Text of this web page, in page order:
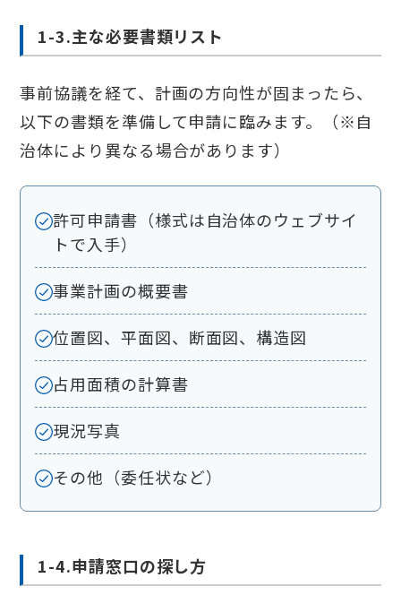
1-3.主な必要書類リスト
事前協議を経て、計画の方向性が固まったら、
以下の書類を準備して申請に臨みます。（※自
治体により異なる場合があります）
許可申請書（様式は自治体のウェブサイ
トで入手）
事業計画の概要書
位置図、平面図、断面図、構造図
占用面積の計算書
現況写真
その他（委任状など）
1-4.申請窓口の探し方